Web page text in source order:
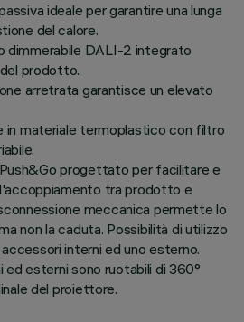
ideale per garantire una lunga
del calore.
DALI-2 integrato
prodotto.
arretrata garantisce un elevato
in materiale termoplastico con filtro
progettato per facilitare e
tra prodotto e
meccanica permette lo
non la caduta. Possibilità di utilizzo
interni ed uno esterno.
esterni sono ruotabili di 360°
del proiettore.